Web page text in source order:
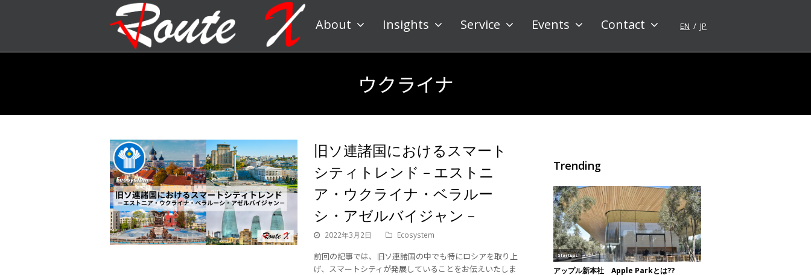
About Insights Service Events Contact EN JP
ウクライナ
旧ソ連諸国におけるスマート
シティトレンド – エストニ
ア・ウクライナ・ベラルー
シ・アゼルバイジャン –
2022年3月2日 Ecosystem
前回の記事では、旧ソ連諸国の中でも特にロシアを取り上
げ、スマートシティが発展していることをお伝えいたしま
Trending